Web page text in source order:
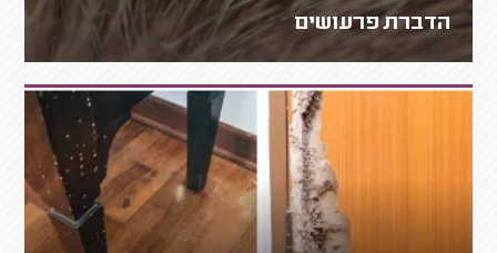
הדברת פרעושים